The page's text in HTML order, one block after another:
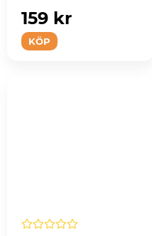
KÖP
159 kr